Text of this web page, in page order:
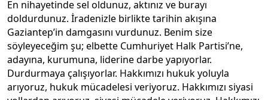
En nihayetinde sel oldunuz, aktınız ve burayı
doldurdunuz. İradenizle birlikte tarihin akışına
Gaziantep’in damgasını vurdunuz. Benim size
söyleyeceğim şu; elbette Cumhuriyet Halk Partisi’ne,
adayına, kurumuna, liderine darbe yapıyorlar.
Durdurmaya çalışıyorlar. Hakkımızı hukuk yoluyla
arıyoruz, hukuk mücadelesi veriyoruz. Hakkımızı siyasi